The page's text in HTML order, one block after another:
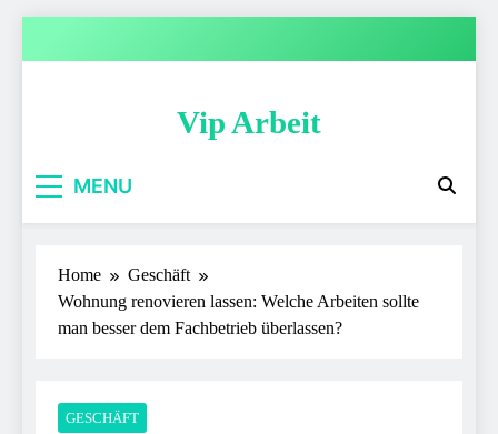
Vip Arbeit
MENU
Home
Geschäft
Wohnung renovieren lassen: Welche Arbeiten sollte
man besser dem Fachbetrieb überlassen?
GESCHÄFT